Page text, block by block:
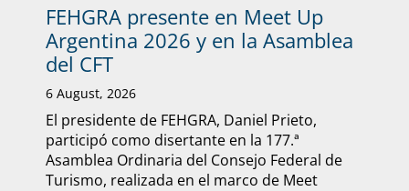
FEHGRA presente en Meet Up
Argentina 2026 y en la Asamblea
del CFT
6 August, 2026
El presidente de FEHGRA, Daniel Prieto,
participó como disertante en la 177.ª
Asamblea Ordinaria del Consejo Federal de
Turismo, realizada en el marco de Meet